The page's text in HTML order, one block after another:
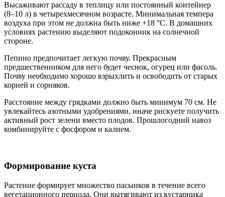
Высаживают рассаду в теплицу или постоянный контейнер
(8–10 л) в четырехмесячном возрасте. Минимальная темпера
воздуха при этом не должна быть ниже +18 °C. В домашних
условиях растению выделяют подоконник на солнечной
стороне.
Пепино предпочитает легкую почву. Прекрасным
предшественником для него будет чеснок, огурец или фасоль.
Почву необходимо хорошо взрыхлить и освободить от старых
корней и сорняков.
Расстояние между грядками должно быть минимум 70 см. Не
увлекайтесь азотными удобрениями, иначе рискуете получить
активный рост зелени вместо плодов. Прошлогодний навоз
комбинируйте с фосфором и калием.
Формирование куста
Растение формирует множество пасынков в течение всего
вегетационного периода. Они вытягивают из кустарника